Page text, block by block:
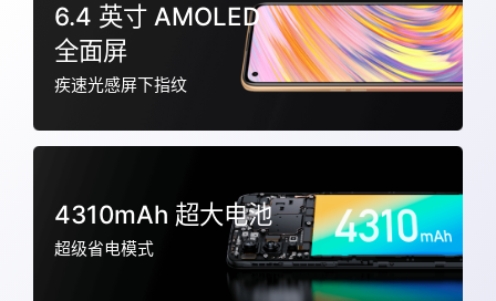
4310mAh 超大电池
超级省电模式
6.4 英寸 AMOLED
全面屏
疾速光感屏下指纹